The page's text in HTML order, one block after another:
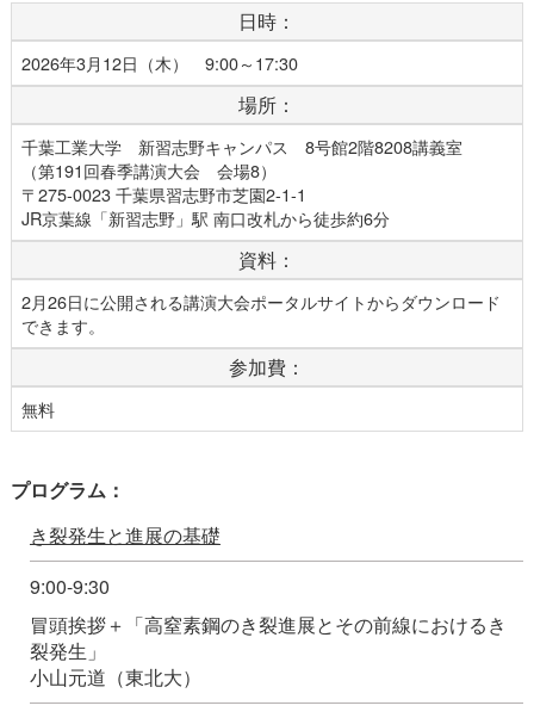
日時：
2026年3月12日（木） 9:00～17:30
場所：
千葉工業大学 新習志野キャンパス 8号館2階8208講義室
（第191回春季講演大会 会場8）
〒275-0023 千葉県習志野市芝園2-1-1
JR京葉線「新習志野」駅 南口改札から徒歩約6分
資料：
2月26日に公開される講演大会ポータルサイトからダウンロード
できます。
参加費：
無料
プログラム：
き裂発生と進展の基礎
9:00-9:30
冒頭挨拶＋「高窒素鋼のき裂進展とその前線におけるき
裂発生」
小山元道（東北大）